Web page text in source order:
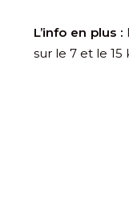
L’info en plus :
sur le 7 et le 15